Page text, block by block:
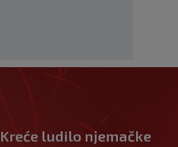
Kreće ludilo njemačke